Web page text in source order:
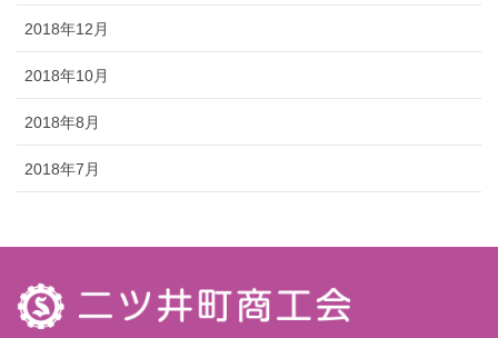
2018年12月
2018年10月
2018年8月
2018年7月